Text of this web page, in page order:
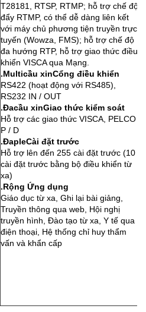
T28181, RTSP, RTMP; hỗ trợ chế độ
đẩy RTMP, có thể dễ dàng liên kết
với máy chủ phương tiện truyền trực
tuyến (Wowza, FMS); hỗ trợ chế độ
đa hướng RTP, hỗ trợ giao thức điều
khiển VISCA qua Mạng.
.Multicầu xinCổng điều khiển
RS422 (hoạt động với RS485),
RS232 IN / OUT
.Đacầu xinGiao thức kiểm soát
Hỗ trợ các giao thức VISCA, PELCO
P / D
.ĐapleCài đặt trước
Hỗ trợ lên đến 255 cài đặt trước (10
cài đặt trước bằng bộ điều khiển từ
xa)
.Rộng Ứng dụng
Giáo dục từ xa, Ghi lại bài giảng,
Truyền thông qua web, Hội nghị
truyền hình, Đào tạo từ xa, Y tế qua
điện thoại, Hệ thống chỉ huy thẩm
vấn và khẩn cấp